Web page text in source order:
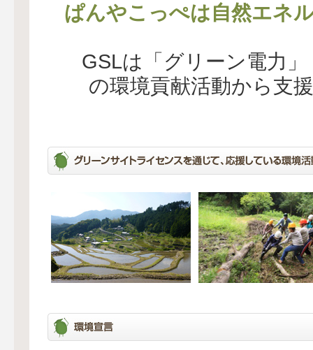
ぱんやこっぺは自然エネ
GSLは「グリーン電力
の環境貢献活動から支